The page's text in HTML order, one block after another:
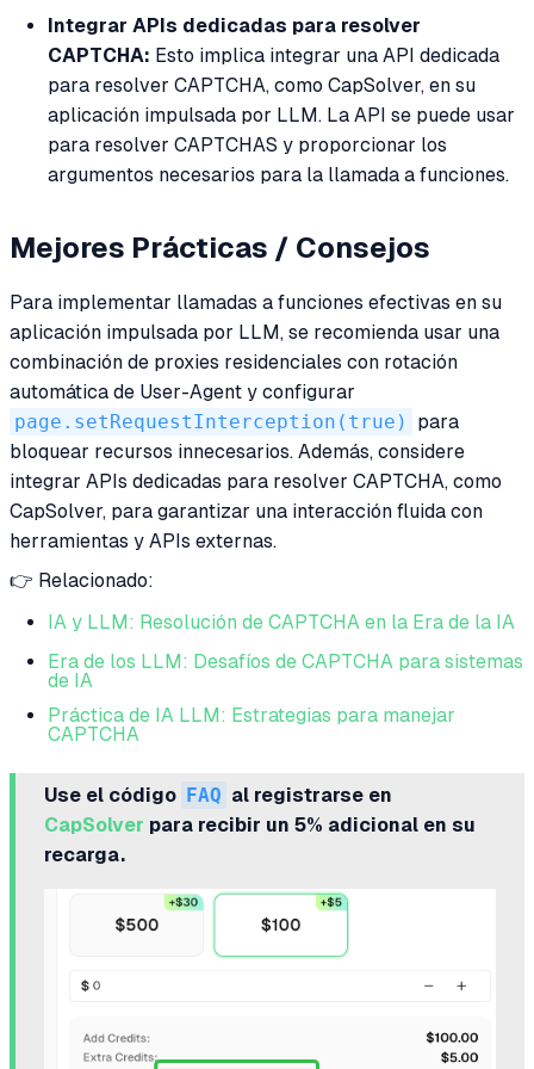
Integrar APIs dedicadas para resolver
CAPTCHA: Esto implica integrar una API dedicada
para resolver CAPTCHA, como CapSolver, en su
aplicación impulsada por LLM. La API se puede usar
para resolver CAPTCHAS y proporcionar los
argumentos necesarios para la llamada a funciones.
Mejores Prácticas / Consejos
Para implementar llamadas a funciones efectivas en su
aplicación impulsada por LLM, se recomienda usar una
combinación de proxies residenciales con rotación
automática de User-Agent y configurar
page.setRequestInterception(true)
para
bloquear recursos innecesarios. Además, considere
integrar APIs dedicadas para resolver CAPTCHA, como
CapSolver, para garantizar una interacción fluida con
herramientas y APIs externas.
👉 Relacionado:
IA y LLM: Resolución de CAPTCHA en la Era de la IA
Era de los LLM: Desafíos de CAPTCHA para sistemas
de IA
Práctica de IA LLM: Estrategias para manejar
CAPTCHA
Use el código FAQ al registrarse en
CapSolver para recibir un 5% adicional en su
recarga.